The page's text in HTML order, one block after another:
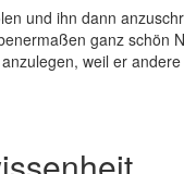
und ihn dann
ganz schön
weil er